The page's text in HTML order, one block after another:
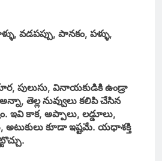
వడపప్పు, పానకం, పళ్ళు,
పులుసు, వినాయకుడికి ఉండ్రా
తెల్ల నువ్వులు కలిపి చేసిన
కాక, అప్పాలు, లడ్డూలు,
అటుకులు కూడా ఇష్టమే. యధాశక్తి